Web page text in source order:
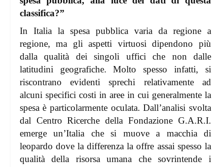
classifica?”
In Italia la spesa pubblica varia da regione a
regione, ma gli aspetti virtuosi dipendono più
dalla qualità dei singoli uffici che non dalle
latitudini geografiche. Molto spesso infatti, si
riscontrano evidenti sprechi relativamente ad
alcuni specifici costi in aree in cui generalmente la
spesa è particolarmente oculata. Dall’analisi svolta
dal Centro Ricerche della Fondazione G.A.R.I.
emerge un’Italia che si muove a macchia di
leopardo dove la differenza la offre assai spesso la
qualità della risorsa umana che sovrintende i